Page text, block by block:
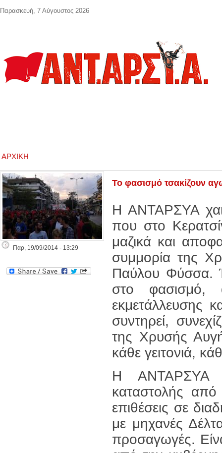
ΑΡΧΙΚΉ
Παρ, 19/09/2014 - 13:29
Το φασισμό τσακίζουν
Η ΑΝΤΑΡΣΥΑ
που στο
μαζικά και
συμμορία της
Παύλου Φύσσα.
στο φασισμό,
εκμετάλλευσης
συντηρεί,
της Χρυσής
κάθε γειτονιά,
Η ΑΝΤΑΡΣΥΑ
καταστολής
επιθέσεις σε
με μηχανές
προσαγωγές.
Παρασκευή, 7 Αύγουστος 2026